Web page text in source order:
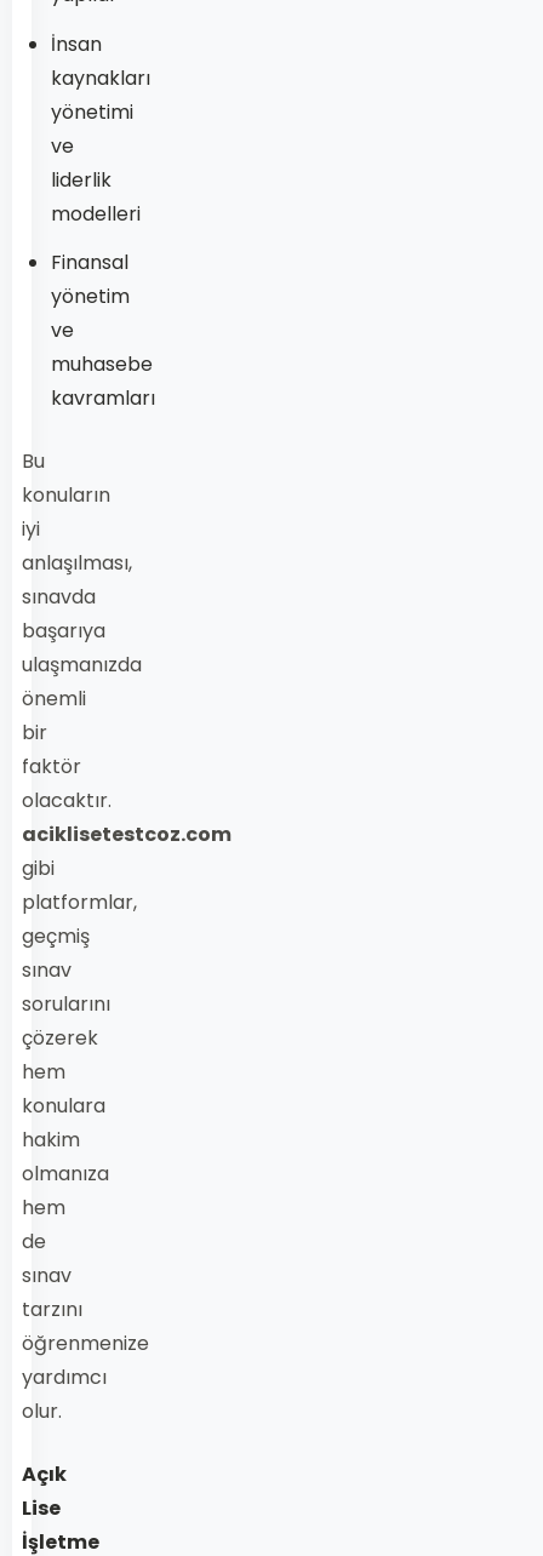
İnsan
kaynakları
yönetimi
ve
liderlik
modelleri
Finansal
yönetim
ve
muhasebe
kavramları
Bu
konuların
iyi
anlaşılması,
sınavda
başarıya
ulaşmanızda
önemli
bir
faktör
olacaktır.
aciklisetestcoz.com
gibi
platformlar,
geçmiş
sınav
sorularını
çözerek
hem
konulara
hakim
olmanıza
hem
de
sınav
tarzını
öğrenmenize
yardımcı
olur.
Açık
Lise
İşletme